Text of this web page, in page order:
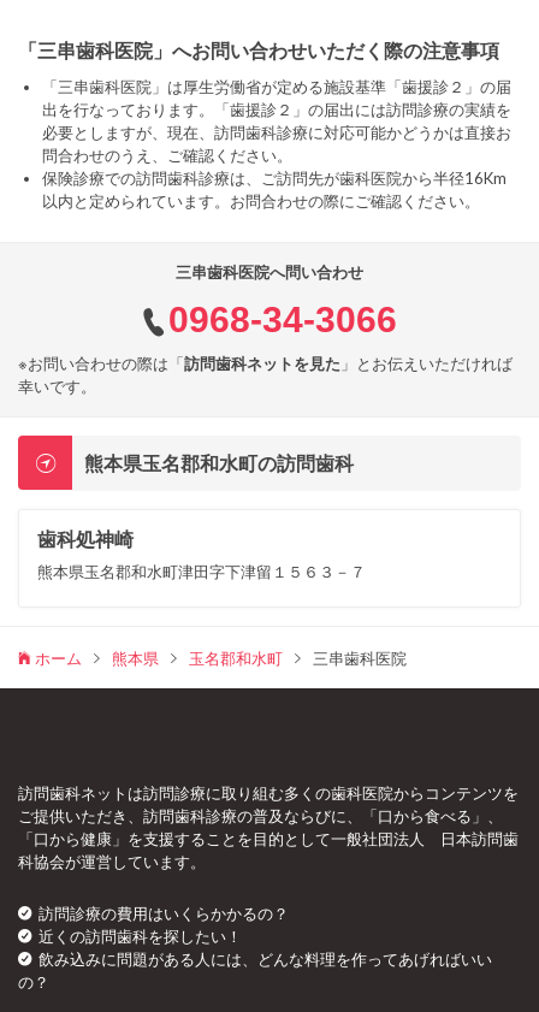
「三串歯科医院」へお問い合わせいただく際の注意事項
「三串歯科医院」は厚生労働省が定める施設基準「歯援診２」の届
出を行なっております。「歯援診２」の届出には訪問診療の実績を
必要としますが、現在、訪問歯科診療に対応可能かどうかは直接お
問合わせのうえ、ご確認ください。
保険診療での訪問歯科診療は、ご訪問先が歯科医院から半径16Km
以内と定められています。お問合わせの際にご確認ください。
三串歯科医院へ問い合わせ
0968-34-3066
※お問い合わせの際は「訪問歯科ネットを見た 」とお伝えいただければ
幸いです。
熊本県玉名郡和水町の訪問歯科
歯科処神崎
熊本県玉名郡和水町津田字下津留１５６３－７
ホーム 熊本県 玉名郡和水町 三串歯科医院
訪問歯科ネットは訪問診療に取り組む多くの歯科医院からコンテンツを
ご提供いただき、訪問歯科診療の普及ならびに、「口から食べる」、
「口から健康」を支援することを目的として一般社団法人 日本訪問歯
科協会が運営しています。
訪問診療の費用はいくらかかるの？
近くの訪問歯科を探したい！
飲み込みに問題がある人には、どんな料理を作ってあげればいい
の？